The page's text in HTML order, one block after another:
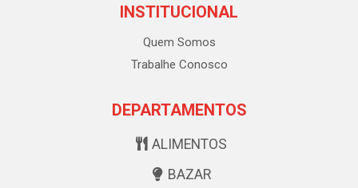
INSTITUCIONAL
Quem Somos
Trabalhe Conosco
DEPARTAMENTOS
ALIMENTOS
BAZAR